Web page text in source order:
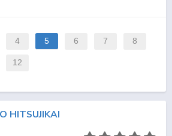
4 5 6 7 8
12
HITSUJIKAI